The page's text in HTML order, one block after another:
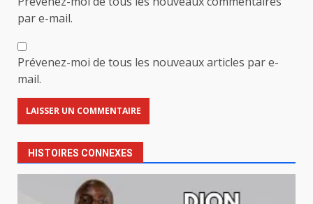
par e-mail.
Prévenez-moi de tous les nouveaux articles par e-
mail.
HISTOIRES CONNEXES